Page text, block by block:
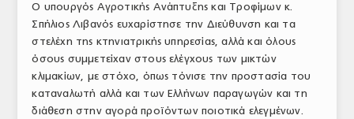
Ο υπουργός Αγροτικής Ανάπτυξης και Τροφίμων κ.
Σπήλιος Λιβανός ευχαρίστησε την Διεύθυνση και τα
στελέχη της κτηνιατρικής υπηρεσίας, αλλά και όλους
όσους συμμετείχαν στους ελέγχους των μικτών
κλιμακίων, με στόχο, όπως τόνισε την προστασία του
καταναλωτή αλλά και των Ελλήνων παραγωγών και τη
διάθεση στην αγορά προϊόντων ποιοτικά ελεγμένων.